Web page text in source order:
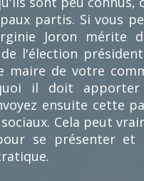
partis. Si vous
Joron mérite
l'élection
maire de votre
il doit apporter
ensuite cette
Cela peut
se présenter et